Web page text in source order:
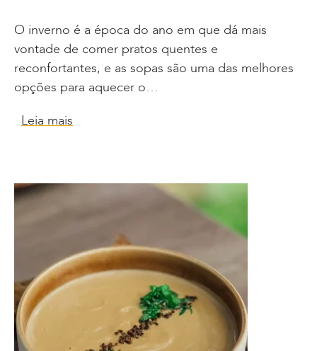
O inverno é a época do ano em que dá mais
vontade de comer pratos quentes e
reconfortantes, e as sopas são uma das melhores
opções para aquecer o…
Leia mais